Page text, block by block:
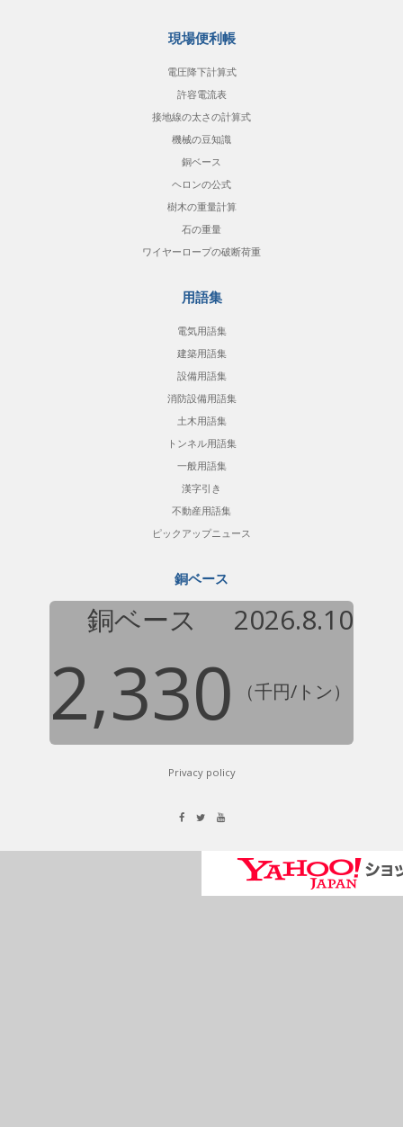
現場便利帳
電圧降下計算式
許容電流表
接地線の太さの計算式
機械の豆知識
銅ベース
ヘロンの公式
樹木の重量計算
石の重量
ワイヤーロープの破断荷重
用語集
電気用語集
建築用語集
設備用語集
消防設備用語集
土木用語集
トンネル用語集
一般用語集
漢字引き
不動産用語集
ピックアップニュース
銅ベース
銅ベース 2026.8.10
2,330 （千円/トン）
Privacy policy